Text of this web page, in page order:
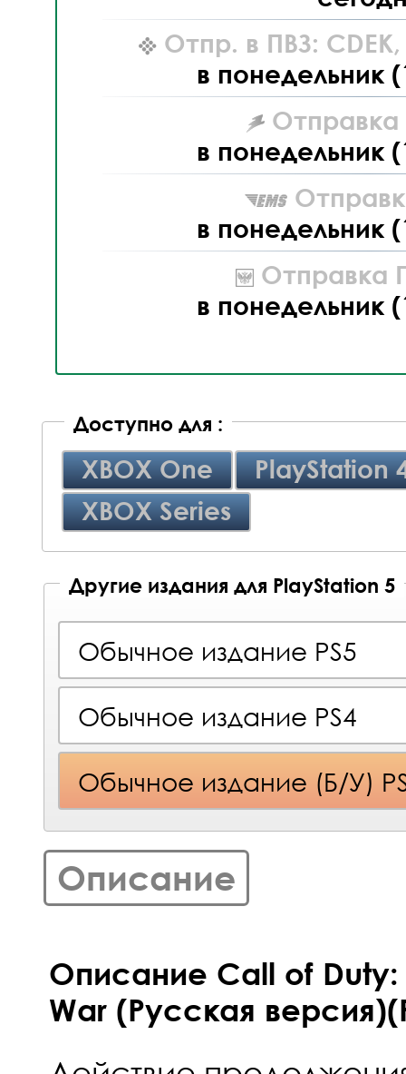
Отпр. в ПВЗ: CDEK,
в понедельник
Отправка
в понедельник
в понедельник
Отправка
в понедельник
Доступно для :
XBOX One
PlayStation
XBOX Series
Другие издания для PlayStation 5
Обычное издание PS5
Обычное издание PS4
Обычное издание (Б/У)
Описание
Описание Call of
War (Русская